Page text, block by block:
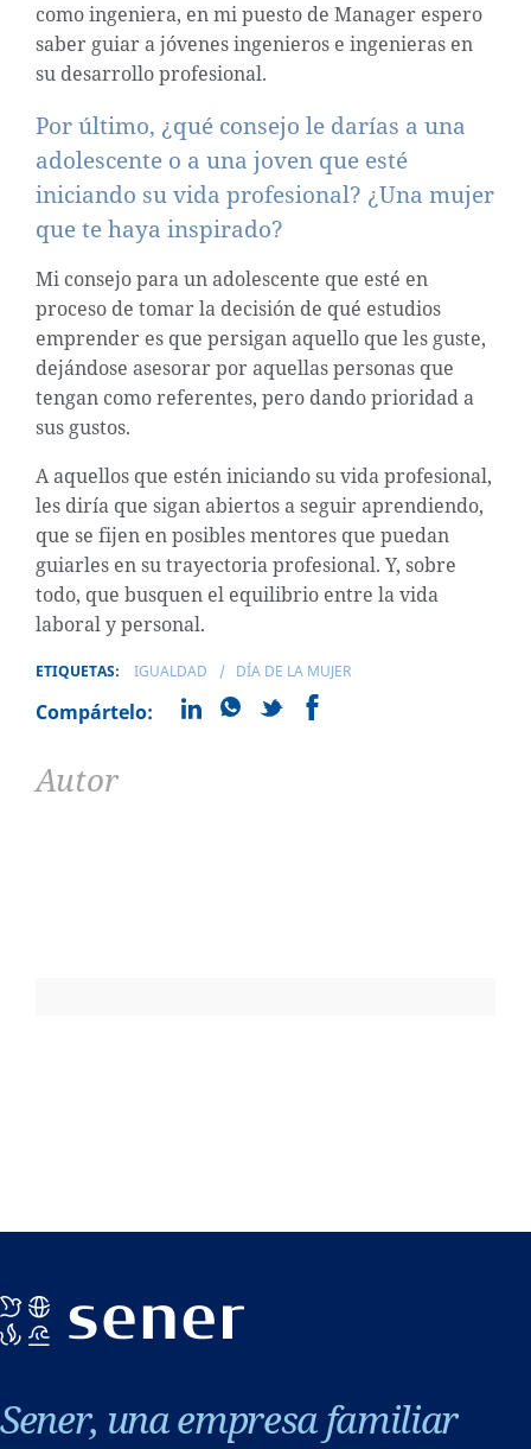
como ingeniera, en mi puesto de Manager espero
saber guiar a jóvenes ingenieros e ingenieras en
su desarrollo profesional.
Por último, ¿qué consejo le darías a una
adolescente o a una joven que esté
iniciando su vida profesional? ¿Una mujer
que te haya inspirado?
Mi consejo para un adolescente que esté en
proceso de tomar la decisión de qué estudios
emprender es que persigan aquello que les guste,
dejándose asesorar por aquellas personas que
tengan como referentes, pero dando prioridad a
sus gustos.
A aquellos que estén iniciando su vida profesional,
les diría que sigan abiertos a seguir aprendiendo,
que se fijen en posibles mentores que puedan
guiarles en su trayectoria profesional. Y, sobre
todo, que busquen el equilibrio entre la vida
laboral y personal.
ETIQUETAS: IGUALDAD DÍA DE LA MUJER
Compártelo:
Autor
Sener, una empresa familiar